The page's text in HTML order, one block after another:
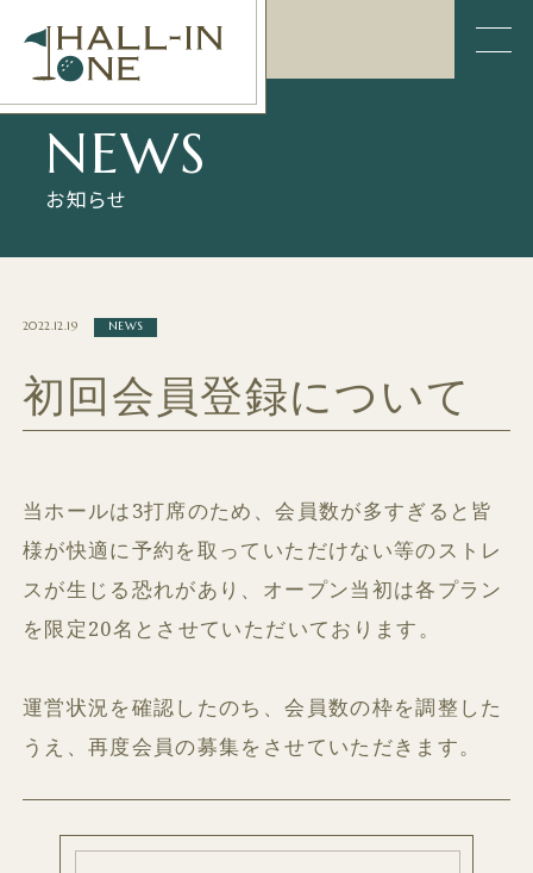
お知らせ
2022.12.19 NEWS
初回会員登録について
当ホールは3打席のため、会員数が多すぎると皆
様が快適に予約を取っていただけない等のストレ
スが生じる恐れがあり、オープン当初は各プラン
を限定20名とさせていただいております。
運営状況を確認したのち、会員数の枠を調整した
うえ、再度会員の募集をさせていただきます。